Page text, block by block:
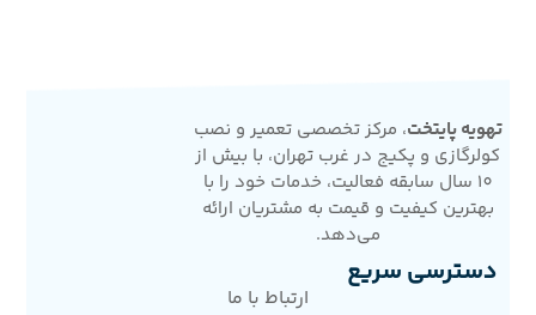
تهویه پایتخت، مرکز تخصصی تعمیر و نصب
کولرگازی و پکیج در غرب تهران، با بیش از
10 سال سابقه فعالیت، خدمات خود را با
بهترین کیفیت و قیمت به مشتریان ارائه
می‌دهد.
دسترسی سریع
ارتباط با ما